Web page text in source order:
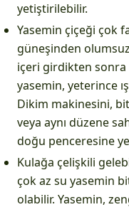
yetiştirilebilir.
Yasemin çiçeği çok
güneşinden
içeri girdikten
yasemin, yeterince
Dikim makinesini,
veya aynı düzene
doğu penceresine
Kulağa çelişkili
çok az su yasemin
olabilir. Yasemin,